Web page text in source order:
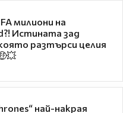
милиони на
Истината зад
разтърси целия
най-накрая